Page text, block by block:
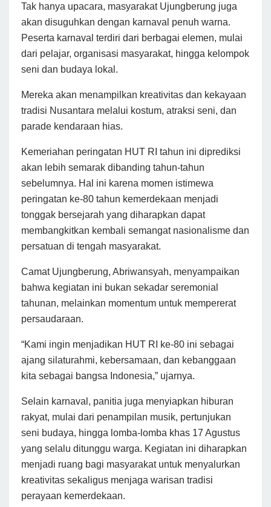
Tak hanya upacara, masyarakat Ujungberung juga
akan disuguhkan dengan karnaval penuh warna.
Peserta karnaval terdiri dari berbagai elemen, mulai
dari pelajar, organisasi masyarakat, hingga kelompok
seni dan budaya lokal.
Mereka akan menampilkan kreativitas dan kekayaan
tradisi Nusantara melalui kostum, atraksi seni, dan
parade kendaraan hias.
Kemeriahan peringatan HUT RI tahun ini diprediksi
akan lebih semarak dibanding tahun-tahun
sebelumnya. Hal ini karena momen istimewa
peringatan ke-80 tahun kemerdekaan menjadi
tonggak bersejarah yang diharapkan dapat
membangkitkan kembali semangat nasionalisme dan
persatuan di tengah masyarakat.
Camat Ujungberung, Abriwansyah, menyampaikan
bahwa kegiatan ini bukan sekadar seremonial
tahunan, melainkan momentum untuk mempererat
persaudaraan.
“Kami ingin menjadikan HUT RI ke-80 ini sebagai
ajang silaturahmi, kebersamaan, dan kebanggaan
kita sebagai bangsa Indonesia,” ujarnya.
Selain karnaval, panitia juga menyiapkan hiburan
rakyat, mulai dari penampilan musik, pertunjukan
seni budaya, hingga lomba-lomba khas 17 Agustus
yang selalu ditunggu warga. Kegiatan ini diharapkan
menjadi ruang bagi masyarakat untuk menyalurkan
kreativitas sekaligus menjaga warisan tradisi
perayaan kemerdekaan.